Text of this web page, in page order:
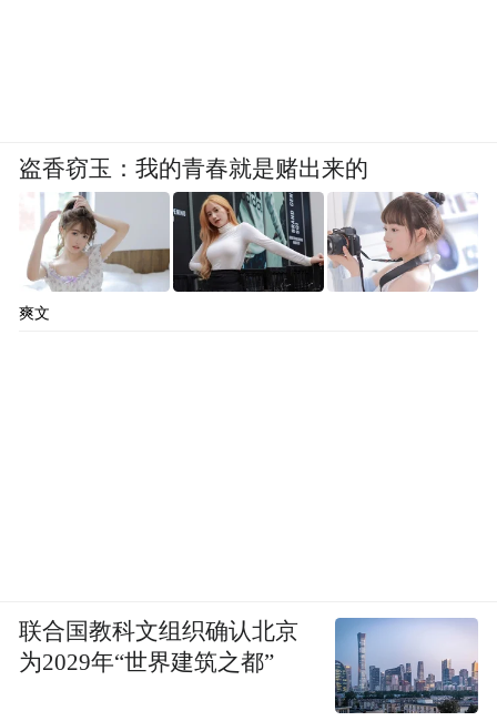
盗香窃玉：我的青春就是赌出来的
爽文
联合国教科文组织确认北京
为2029年“世界建筑之都”